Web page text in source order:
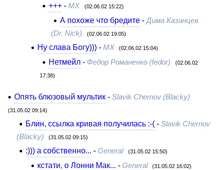
+++- МХ (02.06.02 15:22)
А похоже что бредите -Дима Казанцев
(Dr. Nick)
(02.06.02 19:05)
Ну слава Богу)))- MX (02.06.02 15:04)
Нетмейл- Федор Романенко (fedor) (02.06.02
17:38)
Опять блюзовый мультик- Slavik Chernov (Blacky)
(31.05.02 09:14)
Блин, ссылка кривая получилась :-( -Slavik Chernov
(Blacky)
(31.05.02 09:15)
:))) а собственно... -General (31.05.02 15:50)
кстати, о Лонни Мак... - General (31.05.02 16:02)